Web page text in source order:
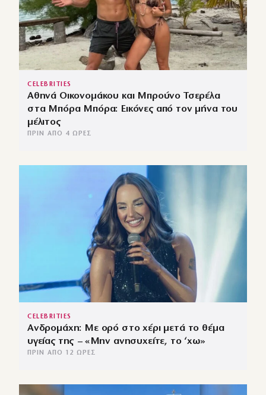
CELEBRITIES
Αθηνά Οικονομάκου και Μπρούνο Τσερέλα
στα Μπόρα Μπόρα: Εικόνες από τον μήνα του
μέλιτος
ΠΡΙΝ ΑΠΌ 4 ΏΡΕΣ
CELEBRITIES
Ανδρομάχη: Με ορό στο χέρι μετά το θέμα
υγείας της – «Μην ανησυχείτε, το ‘χω»
ΠΡΙΝ ΑΠΌ 12 ΏΡΕΣ